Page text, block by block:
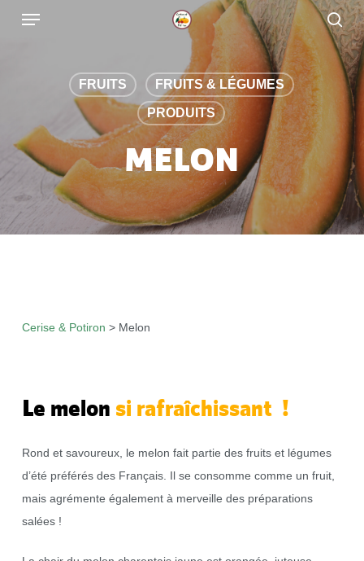
FRUITS FRUITS & LÉGUMES
PRODUITS
MELON
Cerise & Potiron > Melon
Le melon si rafraîchissant !
Rond et savoureux, le melon fait partie des fruits et légumes
d’été préférés des Français. Il se consomme comme un fruit,
mais agrémente également à merveille des préparations
salées !